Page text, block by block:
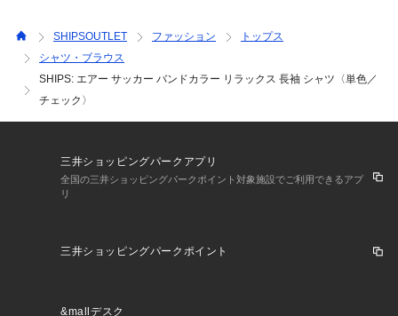
また、カラーは単色のブラックと、それぞれ違うチェックが入
ったキャメル、ブラウンの展開。
ブラックは、素材感と相まって爽やかさもある、大人のブラッ
クシャツ。
ブラウンは、細かいギンガムチェックで、サッカーの凹凸感の
ある素材と相性抜群。
それぞれ個性のある味わい深いカラー展開です。
た、春夏にぴったりなバンドカラーシャツです。
※末永く愛用頂く為に、アテンションタグ・洗濯ネームを必ず
SHIPSOUTLET ファッション
トップス
シャツ・ブラウス
SHIPS: エアー サッカー バンドカラー リラックス 長袖 シャツ〈単色／
チェック〉
三井ショッピングパークアプリ
全国の三井ショッピングパークポイント対象施設でご利用できるアプ
リ
三井ショッピングパークポイント
&mallデスク